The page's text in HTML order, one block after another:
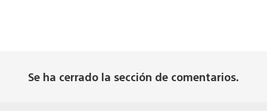
Se ha cerrado la sección de comentarios.